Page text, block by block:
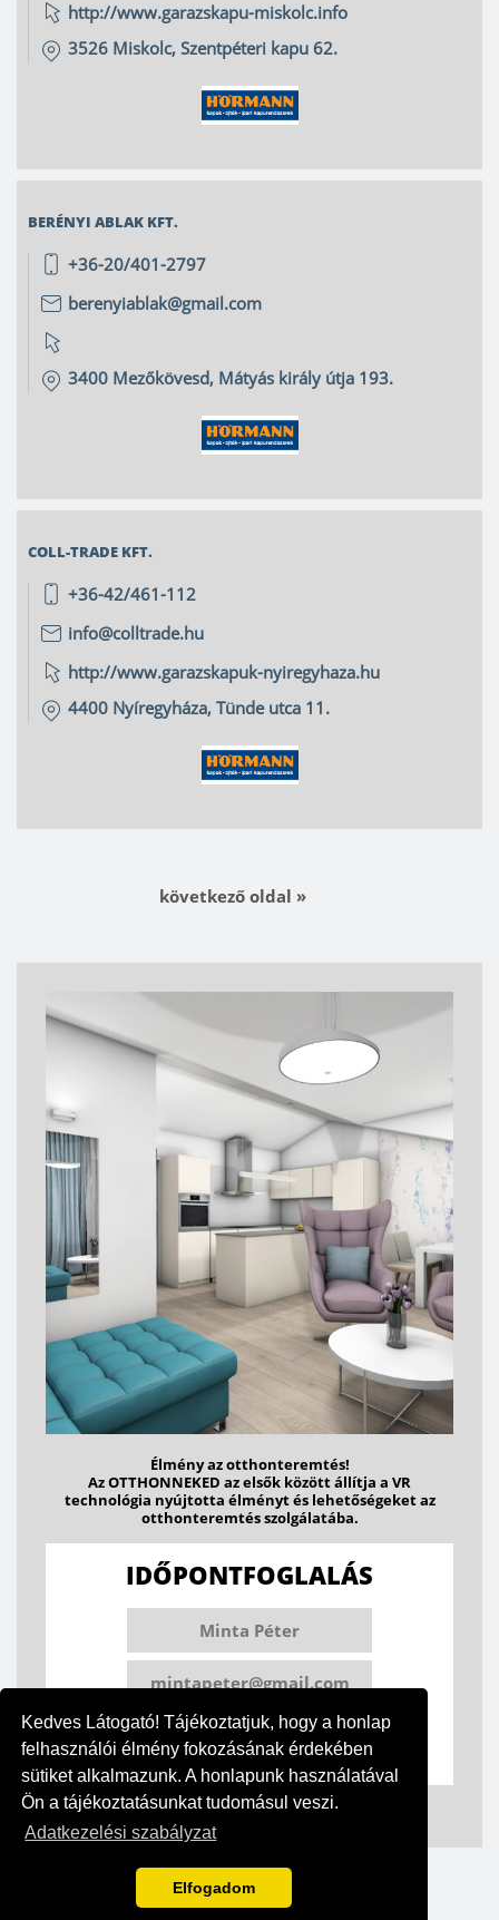
Kedves Látogató! Tájékoztatjuk, hogy a honlap
felhasználói élmény fokozásának érdekében
sütiket alkalmazunk. A honlapunk használatával
Ön a tájékoztatásunkat tudomásul veszi.
Adatkezelési szabályzat
Elfogadom
http://www.garazskapu-miskolc.info
3526 Miskolc, Szentpéteri kapu 62.
BERÉNYI ABLAK KFT.
+36-20/401-2797
berenyiablak@gmail.com
3400 Mezőkövesd, Mátyás király útja 193.
COLL-TRADE KFT.
+36-42/461-112
info@colltrade.hu
http://www.garazskapuk-nyiregyhaza.hu
4400 Nyíregyháza, Tünde utca 11.
következő oldal »
Élmény az otthonteremtés!
Az OTTHONNEKED az elsők között állítja a VR
technológia nyújtotta élményt és lehetőségeket az
otthonteremtés szolgálatába.
IDŐPONTFOGLALÁS